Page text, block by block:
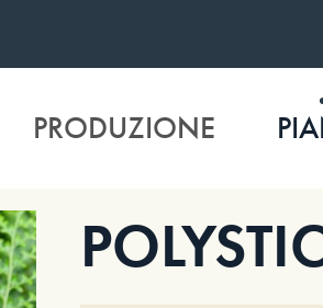
PRODUZIONE